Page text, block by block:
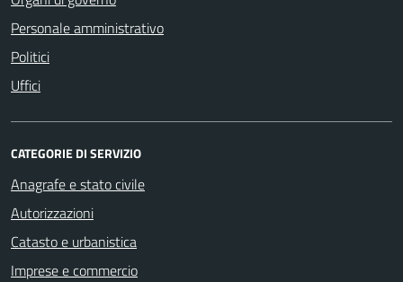
Personale amministrativo
Politici
Uffici
CATEGORIE DI SERVIZIO
Anagrafe e stato civile
Autorizzazioni
Catasto e urbanistica
Imprese e commercio